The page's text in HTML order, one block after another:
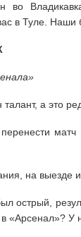
во
в Туле.
талант, а это
на выезде
острый,
в «Арсенал»?